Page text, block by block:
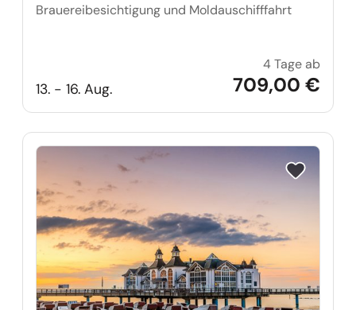
Brauereibesichtigung und Moldauschifffahrt
13. - 16. Aug.
4 Tage ab
709,00 €
Reise auf